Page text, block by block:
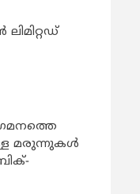
മരുന്നുകള്‍